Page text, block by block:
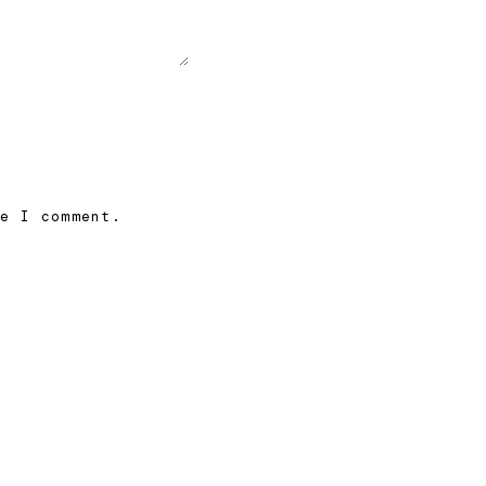
I comment.